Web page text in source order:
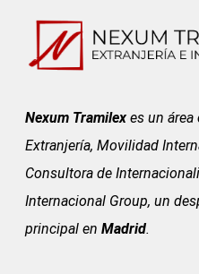
Nexum Tramilex es un
Extranjería, Movilidad
Consultora de
Internacional Group, un
principal en Madrid.